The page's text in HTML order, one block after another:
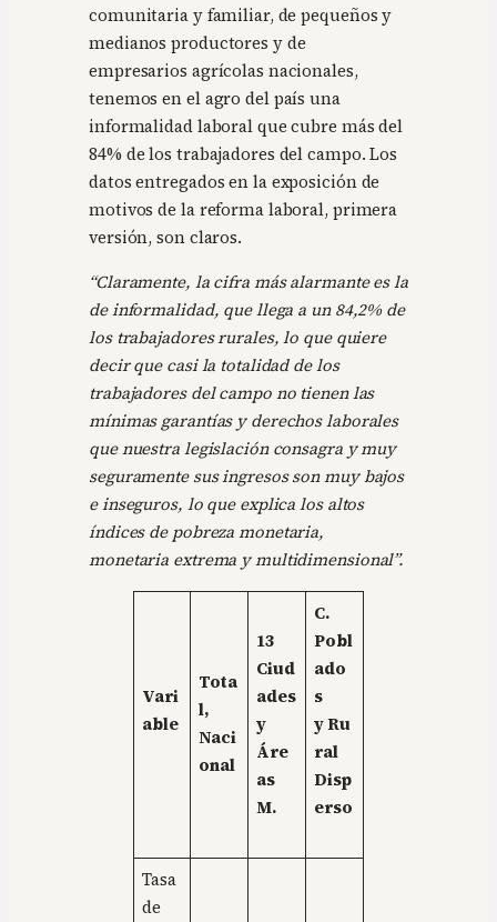
comunitaria y familiar, de pequeños y
medianos productores y de
empresarios agrícolas nacionales,
tenemos en el agro del país una
informalidad laboral que cubre más del
84% de los trabajadores del campo. Los
datos entregados en la exposición de
motivos de la reforma laboral, primera
versión, son claros.
“Claramente, la cifra más alarmante es la
de informalidad, que llega a un 84,2% de
los trabajadores rurales, lo que quiere
decir que casi la totalidad de los
trabajadores del campo no tienen las
mínimas garantías y derechos laborales
que nuestra legislación consagra y muy
seguramente sus ingresos son muy bajos
e inseguros, lo que explica los altos
índices de pobreza monetaria,
monetaria extrema y multidimensional”.
Vari
able
Tota
l,
Naci
onal
13
Ciud
ades
y
Áre
as
M.
C.
Pobl
ado
s
yRu
ral
Disp
erso
Tasa
de